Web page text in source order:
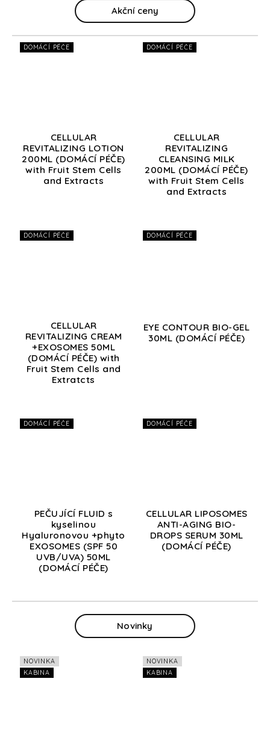
Akční ceny
DOMÁCÍ PÉČE
CELLULAR
REVITALIZING LOTION
200ML (DOMÁCÍ PÉČE)
with Fruit Stem Cells
and Extracts
DOMÁCÍ PÉČE
CELLULAR
REVITALIZING
CLEANSING MILK
200ML (DOMÁCÍ PÉČE)
with Fruit Stem Cells
and Extracts
DOMÁCÍ PÉČE
CELLULAR
REVITALIZING CREAM
+EXOSOMES 50ML
(DOMÁCÍ PÉČE) with
Fruit Stem Cells and
Extratcts
DOMÁCÍ PÉČE
EYE CONTOUR BIO-GEL
30ML (DOMÁCÍ PÉČE)
DOMÁCÍ PÉČE
PEČUJÍCÍ FLUID s
kyselinou
Hyaluronovou +phyto
EXOSOMES (SPF 50
UVB/UVA) 50ML
(DOMÁCÍ PÉČE)
DOMÁCÍ PÉČE
CELLULAR LIPOSOMES
ANTI-AGING BIO-
DROPS SERUM 30ML
(DOMÁCÍ PÉČE)
Novinky
NOVINKA
KABINA
NOVINKA
KABINA